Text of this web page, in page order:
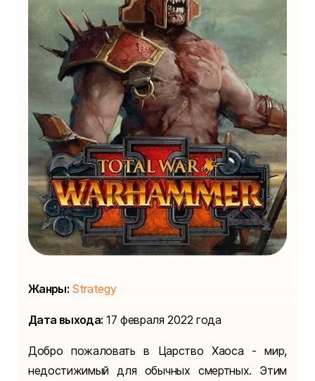
Жанры: Strategy
Дата выхода: 17 февраля 2022 года
Добро пожаловать в Царство Хаоса - мир,
недостижимый для обычных смертных. Этим